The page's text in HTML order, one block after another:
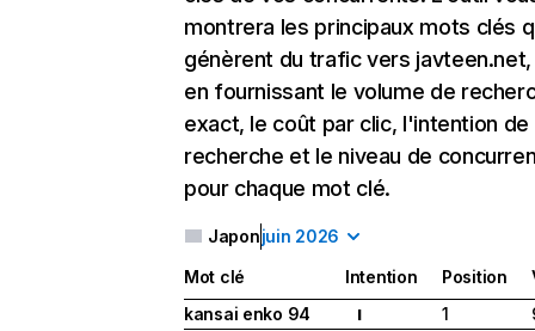
montrera les principaux mots clés
génèrent du trafic vers
en fournissant le volume de
exact, le coût par clic, l'intention de
recherche et le niveau de
pour chaque mot clé.
Japonjuin 2026
Mot clé Intention Position
kansai enko 94
I 1